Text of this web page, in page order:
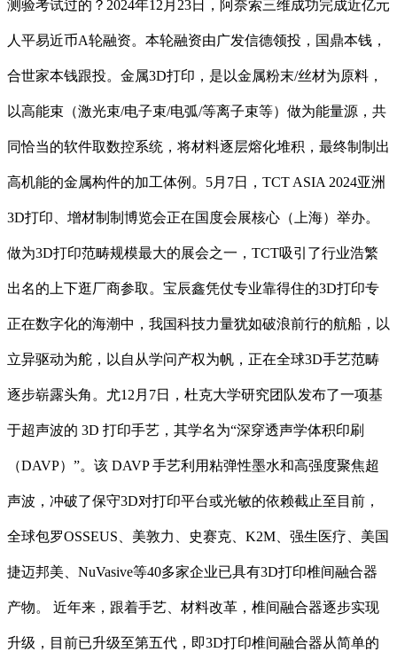
测验考试过的？2024年12月23日，阿奈索三维成功完成近亿元
人平易近币A轮融资。本轮融资由广发信德领投，国鼎本钱，
合世家本钱跟投。金属3D打印，是以金属粉末/丝材为原料，
以高能束（激光束/电子束/电弧/等离子束等）做为能量源，共
同恰当的软件取数控系统，将材料逐层熔化堆积，最终制制出
高机能的金属构件的加工体例。5月7日，TCT ASIA 2024亚洲
3D打印、增材制制博览会正在国度会展核心（上海）举办。
做为3D打印范畴规模最大的展会之一，TCT吸引了行业浩繁
出名的上下逛厂商参取。宝辰鑫凭仗专业靠得住的3D打印专
正在数字化的海潮中，我国科技力量犹如破浪前行的航船，以
立异驱动为舵，以自从学问产权为帆，正在全球3D手艺范畴
逐步崭露头角。尤12月7日，杜克大学研究团队发布了一项基
于超声波的 3D 打印手艺，其学名为“深穿透声学体积印刷
（DAVP）”。该 DAVP 手艺利用粘弹性墨水和高强度聚焦超
声波，冲破了保守3D对打印平台或光敏的依赖截止至目前，
全球包罗OSSEUS、美敦力、史赛克、K2M、强生医疗、美国
捷迈邦美、NuVasive等40多家企业已具有3D打印椎间融合器
产物。 近年来，跟着手艺、材料改革，椎间融合器逐步实现
升级，目前已升级至第五代，即3D打印椎间融合器从简单的